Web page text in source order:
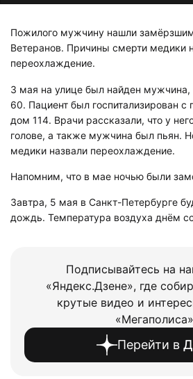
Пожилого мужчину нашли
Ветеранов. Причины смерти медики
переохлаждение.
3 мая на улице был найден
60. Пациент был госпитализирован с
дом 114. Врачи рассказали, что у
голове, а также мужчина был пьян.
медики назвали переохлаждение.
Напомним, что в мае ночью были
Завтра, 5 мая в Санкт-Петербурге
дождь. Температура воздуха днём
Подписывайтесь на
«Яндекс.Дзене», где
крутые видео и
Перейти в